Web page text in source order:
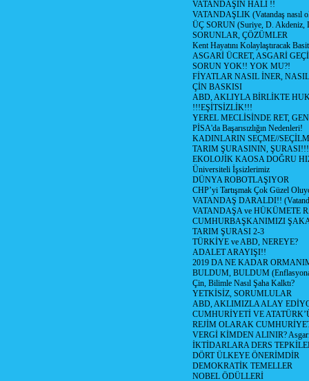
VATANDAŞIN HALİ !!
VATANDAŞLIK (Vatandaş nasıl
ÜÇ SORUN (Suriye, D. Akdeniz,
SORUNLAR, ÇÖZÜMLER
Kent Hayatını Kolaylaştıracak
ASGARİ ÜCRET, ASGARİ
SORUN YOK!! YOK MU?!
FİYATLAR NASIL İNER,
ÇİN BASKISI
ABD, AKLIYLA BİRLİKTE
!!!EŞİTSİZLİK!!!
YEREL MECLİSİNDE RET,
PİSA'da Başarısızlığın Nedenleri!
KADINLARIN SEÇME//
TARIM ŞURASININ, ŞURASI!!!
EKOLOJİK KAOSA DOĞRU
Üniversiteli İşsizlerimiz
DÜNYA ROBOTLAŞIYOR
CHP’yi Tartışmak Çok Güzel
VATANDAŞ DARALDI!!
VATANDAŞA ve HÜKÜMETE
CUMHURBAŞKANIMIZI
TARIM ŞURASI 2-3
TÜRKİYE ve ABD, NEREYE?
ADALET ARAYIŞI!!
2019 DA NE KADAR
BULDUM, BULDUM
Çin, Bilimle Nasıl Şaha Kalktı?
YETKİSİZ, SORUMLULAR
ABD, AKLIMIZLA ALAY
CUMHURİYETİ VE
REJİM OLARAK
VERGİ KİMDEN ALINIR?
İKTİDARLARA DERS
DÖRT ÜLKEYE ÖNERİMDİR
DEMOKRATİK TEMELLER
NOBEL ÖDÜLLERİ